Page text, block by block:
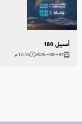
أصيل 180
2026-08-04 12:55 م